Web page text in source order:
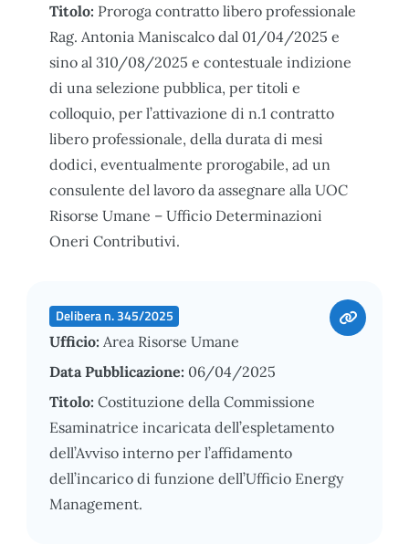
Titolo: Proroga contratto libero professionale
Rag. Antonia Maniscalco dal 01/04/2025 e
sino al 310/08/2025 e contestuale indizione
di una selezione pubblica, per titoli e
colloquio, per l’attivazione di n.1 contratto
libero professionale, della durata di mesi
dodici, eventualmente prorogabile, ad un
consulente del lavoro da assegnare alla UOC
Risorse Umane – Ufficio Determinazioni
Oneri Contributivi.
Delibera n. 345/2025
Ufficio: Area Risorse Umane
Data Pubblicazione: 06/04/2025
Titolo: Costituzione della Commissione
Esaminatrice incaricata dell’espletamento
dell’Avviso interno per l’affidamento
dell’incarico di funzione dell’Ufficio Energy
Management.